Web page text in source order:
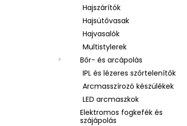
Hajszárítók
Hajsütővasak
Hajvasalók
Multistylerek
Bőr- és arcápolás
IPL és lézeres szőrtelenítők
Arcmasszírozó készülékek
LED arcmaszkok
Elektromos fogkefék és
szájápolás